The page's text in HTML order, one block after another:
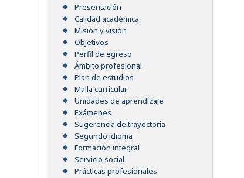
Presentación
Calidad académica
Misión y visión
Objetivos
Perfil de egreso
Ámbito profesional
Plan de estudios
Malla curricular
Unidades de aprendizaje
Exámenes
Sugerencia de trayectoria
Segundo idioma
Formación integral
Servicio social
Prácticas profesionales